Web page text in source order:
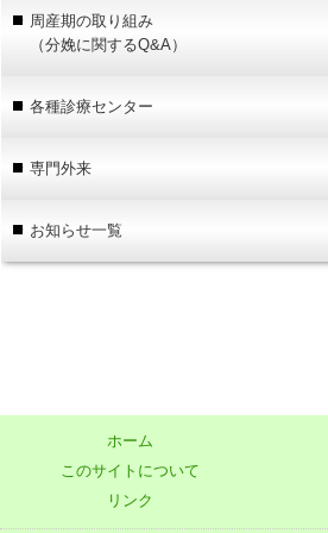
周産期の取り組み
（分娩に関するQ&A）
各種診療センター
専門外来
お知らせ一覧
ホーム
このサイトについて
リンク